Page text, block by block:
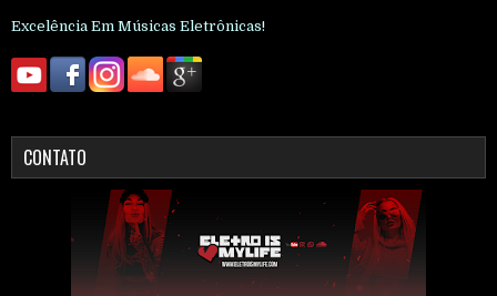
Excelência Em Músicas Eletrônicas!
CONTATO